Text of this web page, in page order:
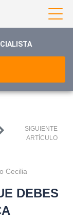
SIGUIENTE
ARTÍCULO
Cecilia
DEBES